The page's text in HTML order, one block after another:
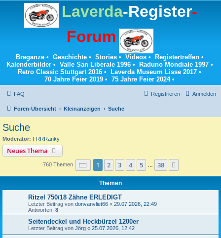
Laverda-Register-
Forum
Breganze• Geschichte• Stories• Videos• Registertreffen•
Kalenderbilder• Valle San Liberale 1996• Raduno Mondiale 1997•
Retro Classic Stuttgart 2016 • Laverda Museum Lisse 2017 •
70 Jahre Feier 2019 • 75 Jahre Feier 2024•
FAQ Anmelden
Registrieren
Foren-Übersicht Kleinanzeigen Suche
Suche
Moderator: FRRRanky
Neues Thema
760 Themen Seite 1von 38
1 2 3 4 5 38
Themen
Ritzel 750/18 Zähne ERLEDIGT
Letzter Beitrag von donvanvliet66 « 29.07.2026, 22:49
Antworten: 8
Seitendeckel und Heckbürzel 1200er
Letzter Beitrag von Jörg « 25.07.2026, 12:42